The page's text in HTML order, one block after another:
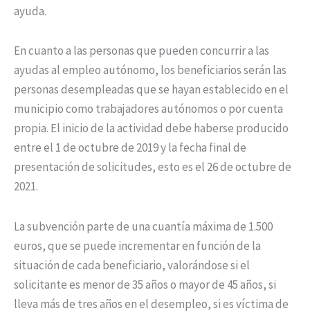
ayuda.
En cuanto a las personas que pueden concurrir a las
ayudas al empleo autónomo, los beneficiarios serán las
personas desempleadas que se hayan establecido en el
municipio como trabajadores autónomos o por cuenta
propia. El inicio de la actividad debe haberse producido
entre el 1 de octubre de 2019 y la fecha final de
presentación de solicitudes, esto es el 26 de octubre de
2021.
La subvención parte de una cuantía máxima de 1.500
euros, que se puede incrementar en función de la
situación de cada beneficiario, valorándose si el
solicitante es menor de 35 años o mayor de 45 años, si
lleva más de tres años en el desempleo, si es víctima de